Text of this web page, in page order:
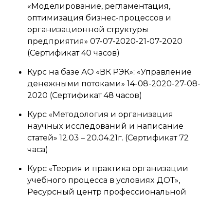
«Моделирование, регламентация,
оптимизация бизнес-процессов и
организационной структуры
предприятия» 07-07-2020-21-07-2020
(Сертификат 40 часов)
Курс на базе АО «ВК РЭК»: «Управление
денежными потоками» 14-08-2020-27-08-
2020 (Сертификат 48 часов)
Курс «Методология и организация
научных исследований и написание
статей» 12.03 – 20.04.21г. (Сертификат 72
часа)
Курс «Теория и практика организации
учебного процесса в условиях ДОТ»,
Ресурсный центр профессиональной